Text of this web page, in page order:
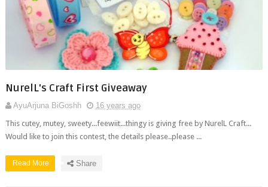
NurelL's Craft First Giveaway
AyuArjuna BiGoshh
16 years ago
This cutey, mutey, sweety...feewiit...thingy is giving free by NurelL Craft...
Would like to join this contest, the details please..please ...
Read More Share